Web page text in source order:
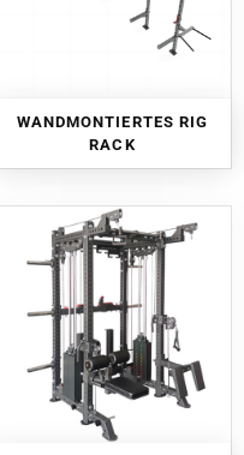
WANDMONTIERTES RIG
RACK